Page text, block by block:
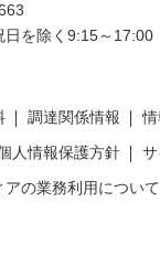
日を除く9:15～17:00
調達関係情報
人情報保護方針
アの業務利用について